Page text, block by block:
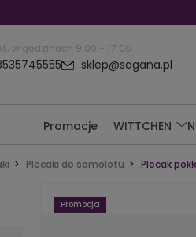
w godzinach 9:00 - 17:00
sklep@sagana.pl
Promocje WITTCHEN
Plecaki do samolotu Plecak
Promocja